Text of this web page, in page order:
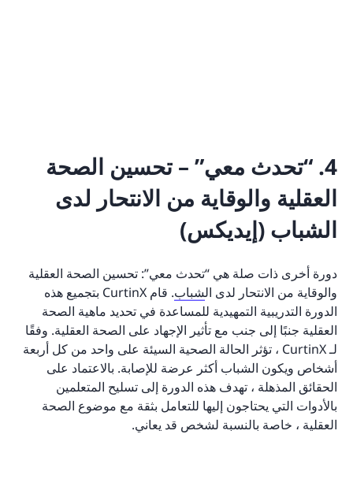
4. “تحدث معي” – تحسين الصحة
العقلية والوقاية من الانتحار لدى
الشباب (إيديكس)
دورة أخرى ذات صلة هي “تحدث معي”: تحسين الصحة العقلية
والوقاية من الانتحار لدى الشباب
. قام CurtinX بتجميع هذه
الدورة التدريبية التمهيدية للمساعدة في تحديد ماهية الصحة
العقلية جنبًا إلى جنب مع تأثير الإجهاد على الصحة العقلية. وفقًا
لـ CurtinX ، تؤثر الحالة الصحية السيئة على واحد من كل أربعة
أشخاص ويكون الشباب أكثر عرضة للإصابة. بالاعتماد على
الحقائق المذهلة ، تهدف هذه الدورة إلى تسليح المتعلمين
بالأدوات التي يحتاجون إليها للتعامل بثقة مع موضوع الصحة
العقلية ، خاصة بالنسبة لشخص قد يعاني.